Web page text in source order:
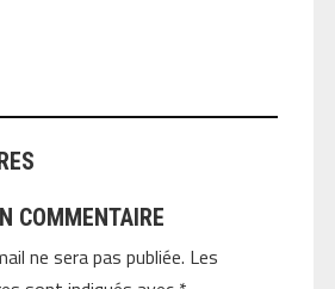
COMMENTAIRE
ne sera pas publiée. Les